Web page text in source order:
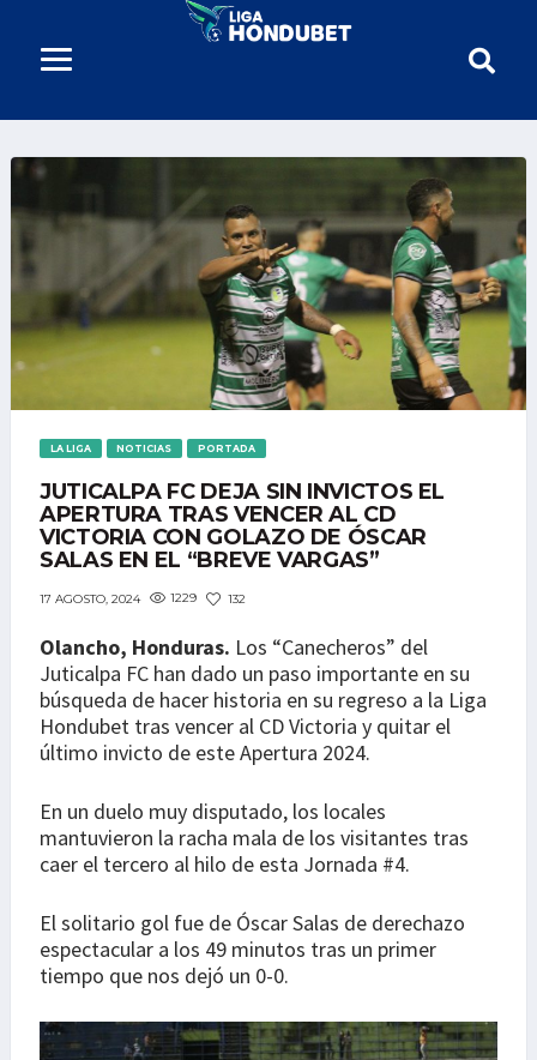
LA LIGA NOTICIAS PORTADA
JUTICALPA FC DEJA SIN INVICTOS EL
APERTURA TRAS VENCER AL CD
VICTORIA CON GOLAZO DE ÓSCAR
SALAS EN EL “BREVE VARGAS”
17 AGOSTO, 2024 1229 132
Olancho, Honduras. Los “Canecheros” del
Juticalpa FC han dado un paso importante en su
búsqueda de hacer historia en su regreso a la Liga
Hondubet tras vencer al CD Victoria y quitar el
último invicto de este Apertura 2024.
En un duelo muy disputado, los locales
mantuvieron la racha mala de los visitantes tras
caer el tercero al hilo de esta Jornada #4.
El solitario gol fue de Óscar Salas de derechazo
espectacular a los 49 minutos tras un primer
tiempo que nos dejó un 0-0.